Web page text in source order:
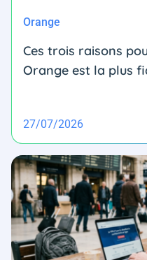
Orange
Ces trois raisons
Orange est la plus
27/07/2026